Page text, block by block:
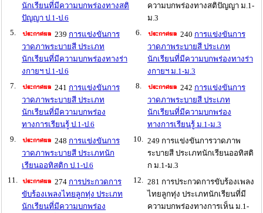
นักเรียนที่มีความบกพร่องทางสติ
ปัญญา ป.1-ป.6
ความบกพร่องทางสติปัญญา ม.1-
ม.3
5.
239 การแข่งขันการ
วาดภาพระบายสี ประเภท
นักเรียนที่มีความบกพร่องทางร่า
งกายฯ ป.1-ป.6
6. 240 การแข่งขันการ
วาดภาพระบายสี ประเภท
นักเรียนที่มีความบกพร่องทางร่า
งกายฯ ม.1-ม.3
7.
241 การแข่งขันการ
วาดภาพระบายสี ประเภท
นักเรียนที่มีความบกพร่อง
ทางการเรียนรู้ ป.1-ป.6
8. 242 การแข่งขันการ
วาดภาพระบายสี ประเภท
นักเรียนที่มีความบกพร่อง
ทางการเรียนรู้ ม.1-ม.3
9.
248 การแข่งขันการ
วาดภาพระบายสี ประเภทนัก
เรียนออทิสติก ป.1-ป.6
10.
249 การแข่งขันการวาดภาพ
ระบายสี ประเภทนักเรียนออทิสติ
ก ม.1-ม.3
11.
274 การประกวดการ
ขับร้องเพลงไทยลูกทุ่ง ประเภท
นักเรียนที่มีความบกพร่อง
12.
281 การประกวดการขับร้องเพลง
ไทยลูกทุ่ง ประเภทนักเรียนที่มี
ความบกพร่องทางการเห็น ม.1-